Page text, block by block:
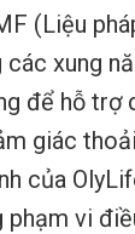
(Liệu
các xung
để hỗ trợ
giác
của
phạm vi